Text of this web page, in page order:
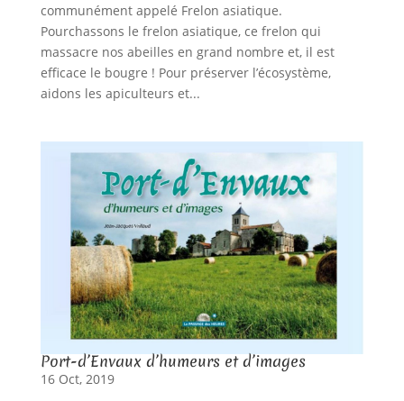
communément appelé Frelon asiatique.
Pourchassons le frelon asiatique, ce frelon qui
massacre nos abeilles en grand nombre et, il est
efficace le bougre ! Pour préserver l’écosystème,
aidons les apiculteurs et...
Port-d’Envaux d’humeurs et d’images
16 Oct, 2019